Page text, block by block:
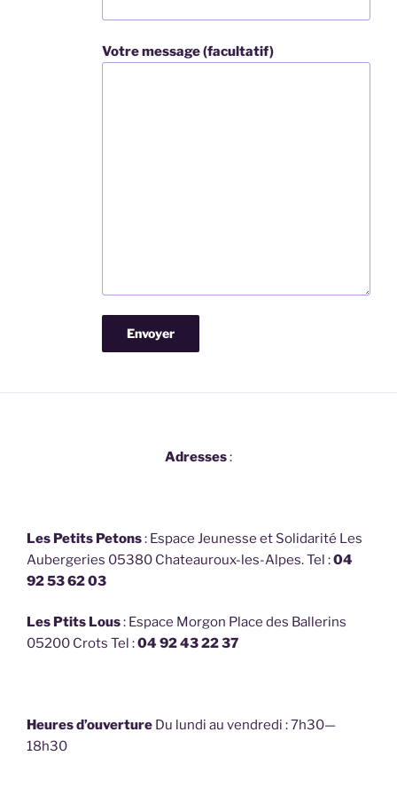
Votre message (facultatif)
Adresses:
Les Petits Petons: Espace Jeunesse et Solidarité Les
Aubergeries 05380 Chateauroux-les-Alpes. Tel :04
92 53 62 03
Les Ptits Lous: Espace Morgon Place des Ballerins
05200 Crots Tel :04 92 43 22 37
Heures d’ouverture Du lundi au vendredi : 7h30—
18h30